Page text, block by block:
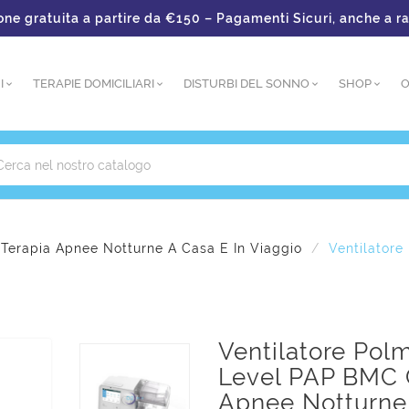
a partire da €150 – Pagamenti Sicuri, anche a rate
TERAPIE DOMICILIARI DISTURBI DEL SONNO SHOP
Terapia Apnee Notturne A Casa E In Viaggio Ventilatore
Ventilatore
Level PAP BMC
Apnee Notturne